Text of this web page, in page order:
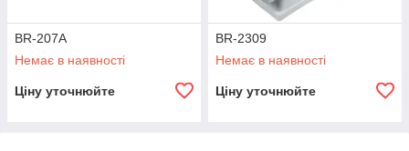
BR-207A
Немає в наявності
Ціну уточнюйте
BR-2309
Немає в наявності
Ціну уточнюйте